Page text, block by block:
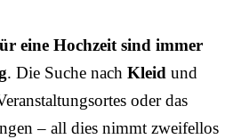
eine Hochzeit sind immer
. Die Suche nach Kleid und
oder das
– all dies nimmt zweifellos